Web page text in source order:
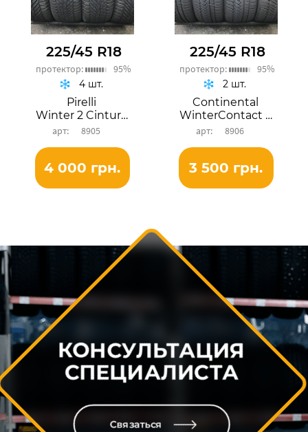
225/45 R18
протектор: 95%
Pirelli
Winter 2 Cinturato
8905
4 шт.
4 000 грн.
225/45 R18
протектор: 95%
Continental
WinterContact TS 850P
8906
2 шт.
3 500 грн.
КОНСУЛЬТАЦИЯ
СПЕЦИАЛИСТА
Связаться